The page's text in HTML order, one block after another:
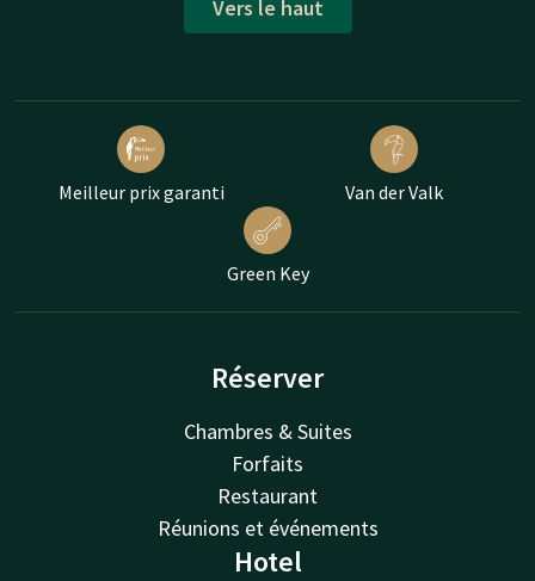
Vers le haut
Meilleur prix garanti Van der Valk
Green Key
Réserver
Chambres & Suites
Forfaits
Restaurant
Réunions et événements
Hotel